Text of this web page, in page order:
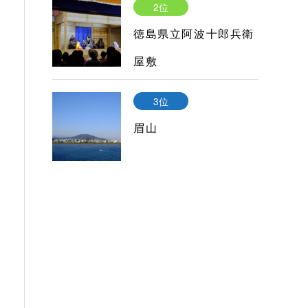
2位
徳島県立阿波十郎兵衛
屋敷
3位
眉山